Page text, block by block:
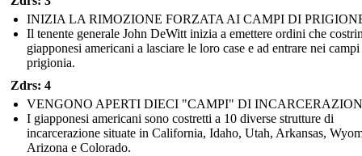
INIZIA LA RIMOZIONE FORZATA AI CAMPI DI
Il tenente generale John DeWitt inizia a emettere ordini che
giapponesi americani a lasciare le loro case e ad entrare nei
prigionia.
Zdrs: 4
VENGONO APERTI DIECI "CAMPI" DI
I giapponesi americani sono costretti a 10 diverse strutture di
incarcerazione situate in California, Idaho, Utah, Arkansas,
Arizona e Colorado.